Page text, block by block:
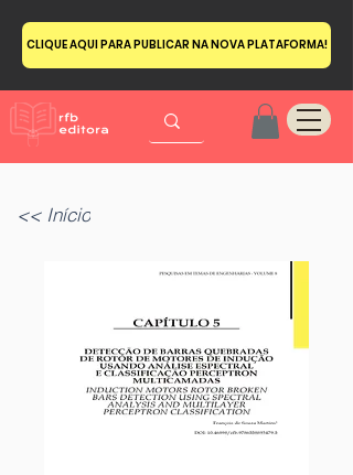
CLIQUE AQUI PARA PUBLICAR NA NOVA PLATAFORMA!
<< Início